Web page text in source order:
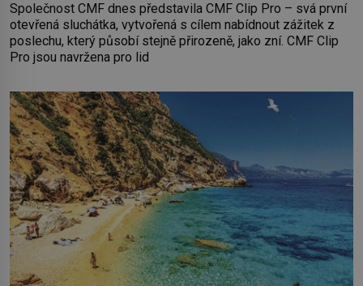
Společnost CMF dnes představila CMF Clip Pro – svá první
otevřená sluchátka, vytvořená s cílem nabídnout zážitek z
poslechu, který působí stejně přirozeně, jako zní. CMF Clip
Pro jsou navržena pro lid